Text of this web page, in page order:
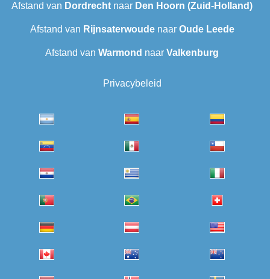
Afstand van Dordrecht naar Den Hoorn (Zuid-Holland)
Afstand van Rijnsaterwoudenaar Oude Leede
Afstand van Warmond naar Valkenburg
Privacybeleid